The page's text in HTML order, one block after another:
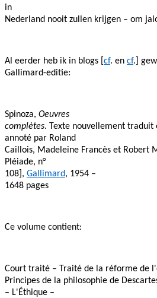
in
Nederland nooit zullen krijgen – om
Al eerder heb ik in blogs [ cf. en cf.]
Gallimard-editie:
Spinoza, Oeuvres
complètes. Texte nouvellement traduit
annoté par Roland
Caillois, Madeleine Francès et Robert
Pléiade, n°
108], Gallimard, 1954 –
1648 pages
Ce volume contient:
Court traité – Traité de la réforme de
Principes de la philosophie de
– L'Éthique –